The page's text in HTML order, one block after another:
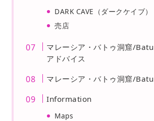
DARK CAVE（ダークケイブ）
売店
マレーシア・バトゥ洞窟/
アドバイス
マレーシア・バトゥ洞窟/
Information
Maps